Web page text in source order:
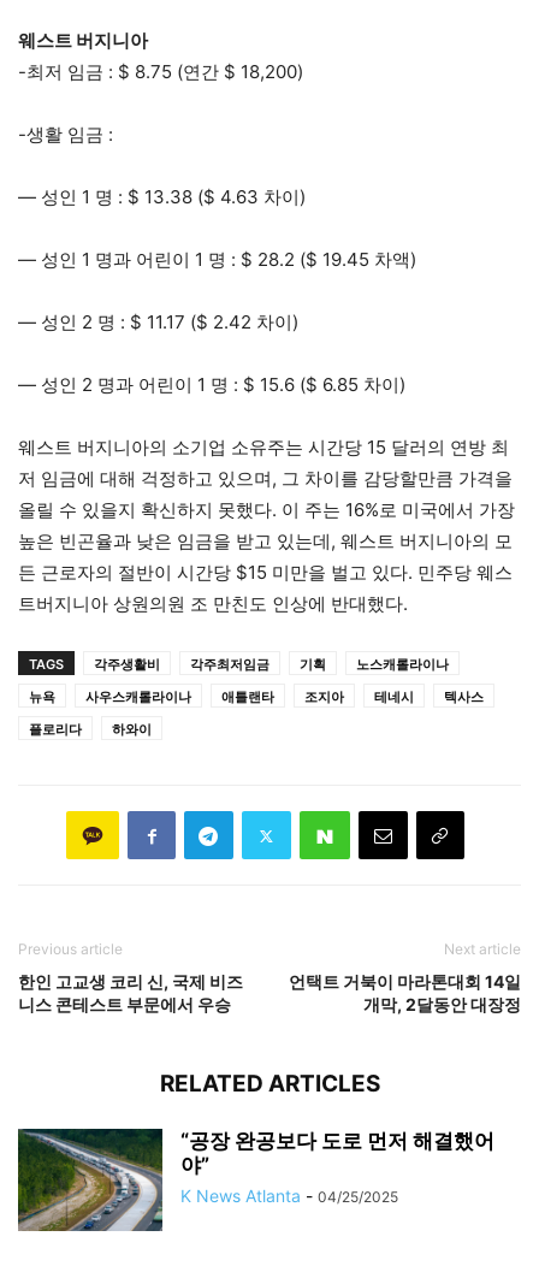
웨스트 버지니아
-최저 임금 : $ 8.75 (연간 $ 18,200)
-생활 임금 :
— 성인 1 명 : $ 13.38 ($ 4.63 차이)
— 성인 1 명과 어린이 1 명 : $ 28.2 ($ 19.45 차액)
— 성인 2 명 : $ 11.17 ($ 2.42 차이)
— 성인 2 명과 어린이 1 명 : $ 15.6 ($ 6.85 차이)
웨스트 버지니아의 소기업 소유주는 시간당 15 달러의 연방 최
저 임금에 대해 걱정하고 있으며, 그 차이를 감당할만큼 가격을
올릴 수 있을지 확신하지 못했다. 이 주는 16%로 미국에서 가장
높은 빈곤율과 낮은 임금을 받고 있는데, 웨스트 버지니아의 모
든 근로자의 절반이 시간당 $15 미만을 벌고 있다. 민주당 웨스
트버지니아 상원의원 조 만친도 인상에 반대했다.
TAGS 각주생활비 각주최저임금 기획
노스캐롤라이나
뉴욕
사우스캐롤라이나 애틀랜타 조지아 테네시
텍사스
플로리다
하와이
Previous article
한인 고교생 코리 신, 국제 비즈
니스 콘테스트 부문에서 우승
Next article
언택트 거북이 마라톤대회 14일
개막, 2달동안 대장정
RELATED ARTICLES
“공장 완공보다 도로 먼저 해결했어
야”
K News Atlanta - 04/25/2025